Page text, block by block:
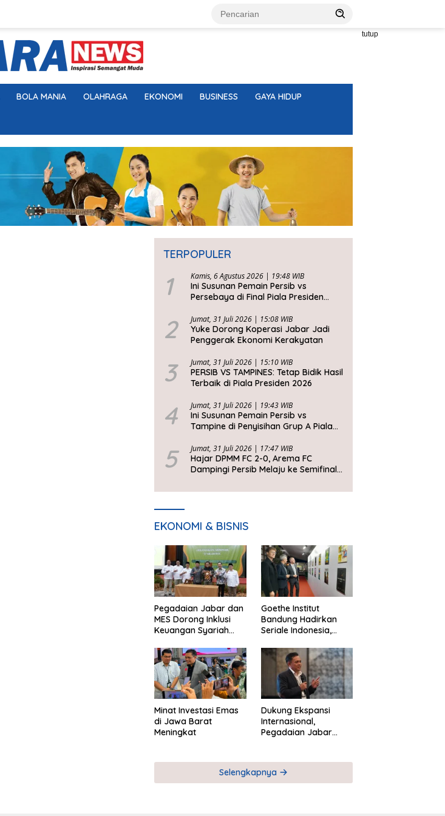
tutup
BOLA MANIA OLAHRAGA EKONOMI BUSINESS GAYA HIDUP
TERPOPULER
1 Kamis, 6 Agustus 2026 | 19:48 WIB
Ini Susunan Pemain Persib vs
Persebaya di Final Piala Presiden
2 Jumat, 31 Juli 2026 | 15:08 WIB
Yuke Dorong Koperasi Jabar Jadi
Penggerak Ekonomi Kerakyatan
3 Jumat, 31 Juli 2026 | 15:10 WIB
PERSIB VS TAMPINES: Tetap Bidik Hasil
Terbaik di Piala Presiden 2026
4 Jumat, 31 Juli 2026 | 19:43 WIB
Ini Susunan Pemain Persib vs
Tampine di Penyisihan Grup A Piala
5 Jumat, 31 Juli 2026 | 17:47 WIB
Hajar DPMM FC 2-0, Arema FC
Dampingi Persib Melaju ke Semifinal
EKONOMI & BISNIS
Pegadaian Jabar dan
MES Dorong Inklusi
Keuangan Syariah
UMKM
Goethe Institut
Bandung Hadirkan
Seriale Indonesia,
Global Industri Serial
Minat Investasi Emas
di Jawa Barat
Meningkat
Dukung Ekspansi
Internasional,
Pegadaian Jabar
Pegadaian Timor
Leste
Selengkapnya